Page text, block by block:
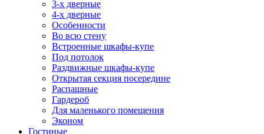
3-х дверные
4-х дверные
Особенности
Во всю стену
Встроенные шкафы-купе
Под потолок
Раздвижные шкафы-купе
Открытая секция посередине
Распашные
Гардероб
Для маленького помещения
Эконом
Гостиные